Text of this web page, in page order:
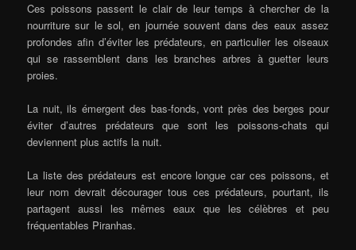
Ces poissons passent le clair de leur temps à chercher de la
nourriture sur le sol, en journée souvent dans des eaux assez
profondes afin d’éviter les prédateurs, en particulier les oiseaux
qui se rassemblent dans les branches arbres à guetter leurs
proies.
La nuit, ils émergent des bas-fonds, vont près des berges pour
éviter d’autres prédateurs que sont les poissons-chats qui
deviennent plus actifs la nuit.
La liste des prédateurs est encore longue car ces poissons, et
leur nom devrait décourager tous ces prédateurs, pourtant, ils
partagent aussi les mêmes eaux que les célèbres et peu
fréquentables Piranhas.